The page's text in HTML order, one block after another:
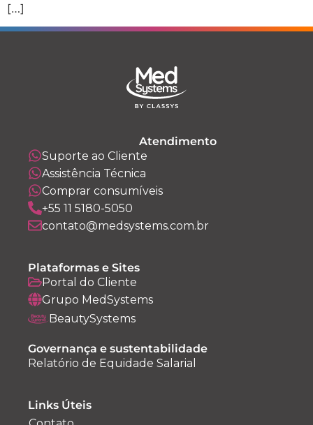
[…]
Atendimento
Suporte ao Cliente
Assistência Técnica
Comprar consumíveis
+55 11 5180-5050
contato@medsystems.com.br
Plataformas e Sites
Portal do Cliente
Grupo MedSystems
BeautySystems
Governança e sustentabilidade
Relatório de Equidade Salarial
Links Úteis